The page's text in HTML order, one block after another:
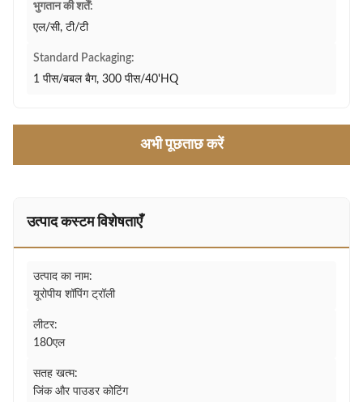
भुगतान की शर्तें:
एल/सी, टी/टी
Standard Packaging:
1 पीस/बबल बैग, 300 पीस/40'HQ
अभी पूछताछ करें
उत्पाद कस्टम विशेषताएँ
उत्पाद का नाम:
यूरोपीय शॉपिंग ट्रॉली
लीटर:
180एल
सतह खत्म:
जिंक और पाउडर कोटिंग